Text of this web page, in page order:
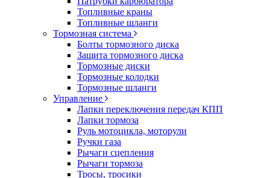
Топливные краны
Топливные шланги
Тормозная система
Болты тормозного диска
Защита тормозного диска
Тормозные диски
Тормозные колодки
Тормозные шланги
Управление
Лапки переключения передач КПП
Лапки тормоза
Руль мотоцикла, моторули
Ручки газа
Рычаги сцепления
Рычаги тормоза
Тросы, тросики